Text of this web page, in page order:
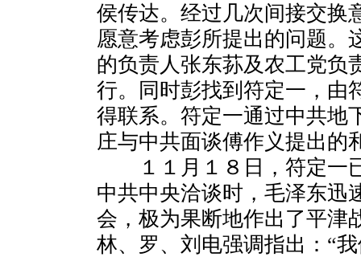
侯传达。经过几次间接交换
愿意考虑彭所提出的问题。
的负责人张东荪及农工党负
行。同时彭找到符定一，由
得联系。符定一通过中共地
庄与中共面谈傅作义提出的
１１月１８日，符定一
中共中央洽谈时，毛泽东迅
会，极为果断地作出了平津
林、罗、刘电强调指出：“